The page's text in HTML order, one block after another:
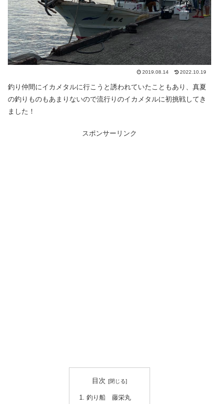
2019.08.14 2022.10.19
釣り仲間にイカメタルに行こうと誘われていたこともあり、真夏
の釣りものもあまりないので流行りのイカメタルに初挑戦してき
ました！
スポンサーリンク
目次
釣り船 藤栄丸